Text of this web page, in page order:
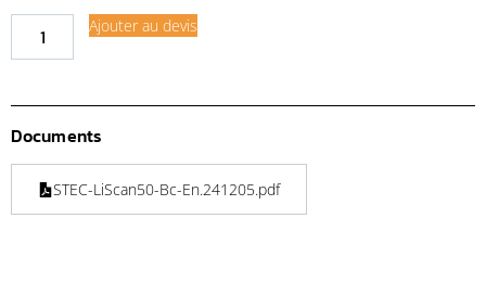
Ajouter au devis
Documents
STEC-LiScan50-Bc-En.241205.pdf